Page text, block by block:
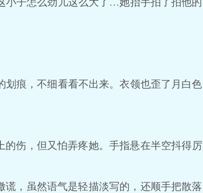
痕，不细看看不出来。衣领也歪了月白色
，但又怕弄疼她。手指悬在半空抖得厉
，虽然语气是轻描淡写的，还顺手把散落